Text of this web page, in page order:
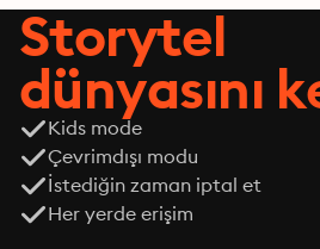
Storytel
dünyasını
Kids mode
Çevrimdışı modu
İstediğin zaman iptal et
Her yerde erişim